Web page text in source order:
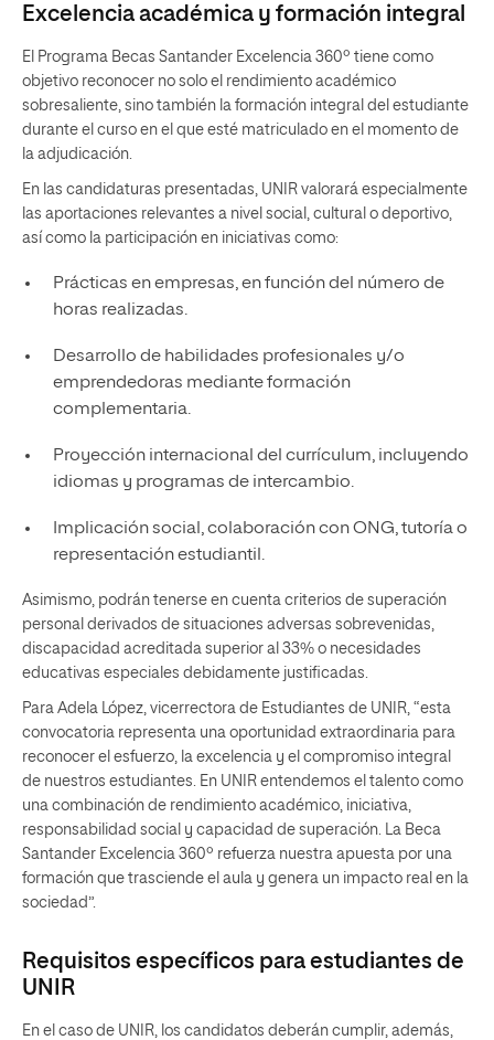
Excelencia académica y formación integral
El Programa Becas Santander Excelencia 360º tiene como
objetivo reconocer no solo el rendimiento académico
sobresaliente, sino también la formación integral del estudiante
durante el curso en el que esté matriculado en el momento de
la adjudicación.
En las candidaturas presentadas, UNIR valorará especialmente
las aportaciones relevantes a nivel social, cultural o deportivo,
así como la participación en iniciativas como:
Prácticas en empresas, en función del número de
horas realizadas.
Desarrollo de habilidades profesionales y/o
emprendedoras mediante formación
complementaria.
Proyección internacional del currículum, incluyendo
idiomas y programas de intercambio.
Implicación social, colaboración con ONG, tutoría o
representación estudiantil.
Asimismo, podrán tenerse en cuenta criterios de superación
personal derivados de situaciones adversas sobrevenidas,
discapacidad acreditada superior al 33% o necesidades
educativas especiales debidamente justificadas.
Para Adela López, vicerrectora de Estudiantes de UNIR, “esta
convocatoria representa una oportunidad extraordinaria para
reconocer el esfuerzo, la excelencia y el compromiso integral
de nuestros estudiantes. En UNIR entendemos el talento como
una combinación de rendimiento académico, iniciativa,
responsabilidad social y capacidad de superación. La Beca
Santander Excelencia 360º refuerza nuestra apuesta por una
formación que trasciende el aula y genera un impacto real en la
sociedad”.
Requisitos específicos para estudiantes de
UNIR
En el caso de UNIR, los candidatos deberán cumplir, además,